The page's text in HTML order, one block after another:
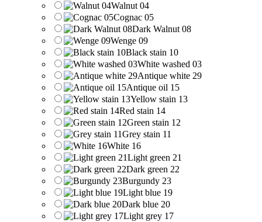
Walnut 04
Cognac 05
Dark Walnut 08
Wenge 09
Black stain 10
White washed 03
Antique white 29
Antique oil 15
Yellow stain 13
Red stain 14
Green stain 12
Grey stain 11
White 16
Light green 21
Dark green 22
Burgundy 23
Light blue 19
Dark blue 20
Light grey 17